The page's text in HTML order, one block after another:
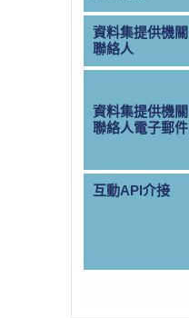
資料集提供機關
聯絡人
資料集提供機關
聯絡人電子郵件
互動API介接